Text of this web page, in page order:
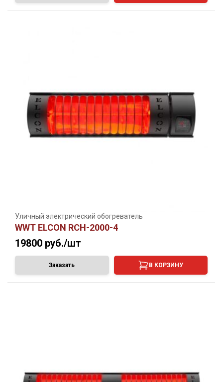
Уличный электрический обогреватель
WWT ELCON RCH-2000-4
19800 руб./шт
Заказать В КОРЗИНУ